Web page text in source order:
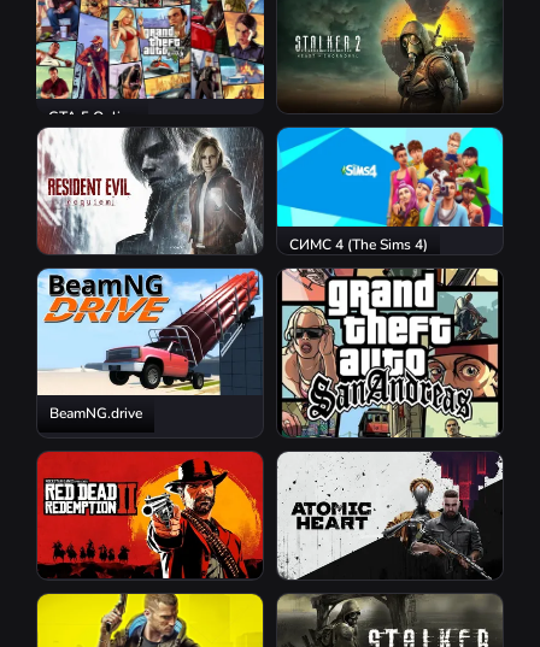
GTA 5 Online
S.T.A.L.K.E.R. 2: Heart of
Chornobyl
Resident Evil Requiem
СИМС 4 (The Sims 4)
BeamNG.drive
GTA San Andreas
Red Dead Redemption 2 Atomic Heart